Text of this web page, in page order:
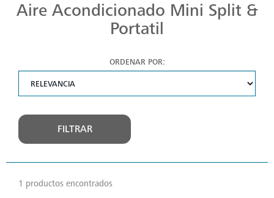
Aire Acondicionado Mini Split &
Portatil
ORDENAR POR:
FILTRAR
1 productos encontrados